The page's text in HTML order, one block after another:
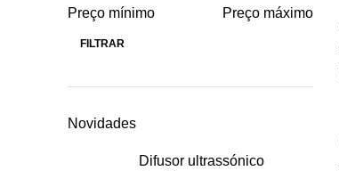
Preço mínimo Preço máximo
FILTRAR
Novidades
Difusor ultrassónico